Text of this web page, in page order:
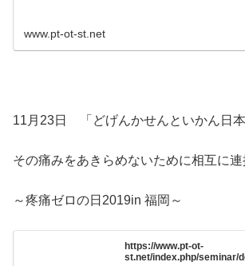
www.pt-ot-st.net
11月23日 「どげんかせんといかん日本
その痛みをあきらめないために相互に連
～疼痛ゼロの日2019in 福岡～
https://www.pt-ot-
st.net/index.php/seminar/